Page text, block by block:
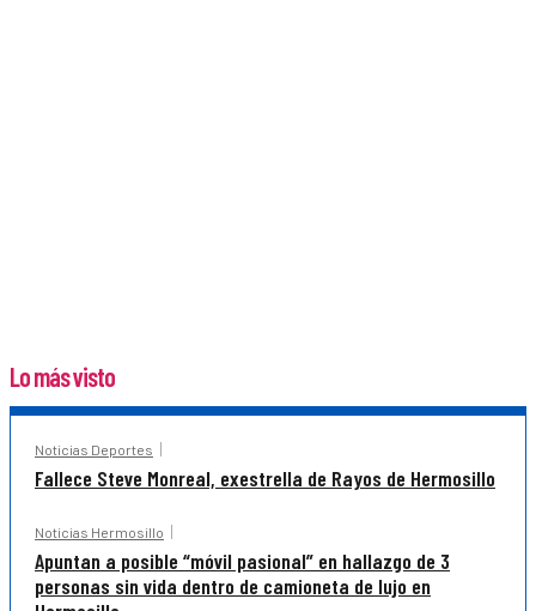
Lo más visto
Noticias Deportes
Fallece Steve Monreal, exestrella de Rayos de Hermosillo
Noticias Hermosillo
Apuntan a posible “móvil pasional” en hallazgo de 3
personas sin vida dentro de camioneta de lujo en